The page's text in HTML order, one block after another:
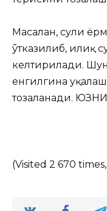
Масалан, сули
ўтказилиб, илиқ
келтирилади.
енгилгина
тозаланади.
(Visited 2 670